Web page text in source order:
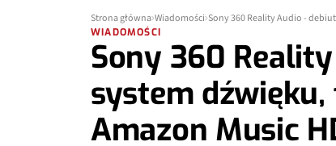
Strona główna Wiadomości Sony 360 Reality Audio -
WIADOMOŚCI
Sony 360
system
Amazon Music